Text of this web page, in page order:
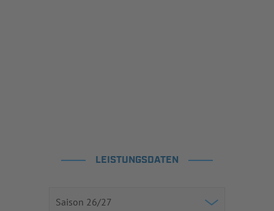
LEISTUNGSDATEN